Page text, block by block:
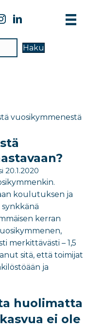
Haku
vuosikymmenestä
20.1.2020
koulutuksen ja
kerran
merkittävästi – 1,5
sitä, että toimijat
ja
huolimatta
ei ole